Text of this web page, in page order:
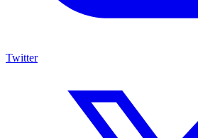
Twitter